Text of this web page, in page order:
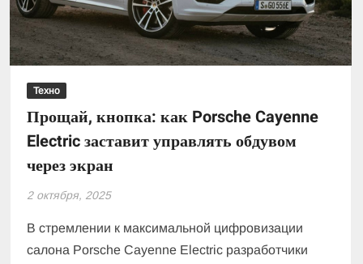
Техно
Прощай, кнопка: как Porsche Cayenne
Electric заставит управлять обдувом
через экран
2 октября, 2025
В стремлении к максимальной цифровизации
салона Porsche Cayenne Electric разработчики